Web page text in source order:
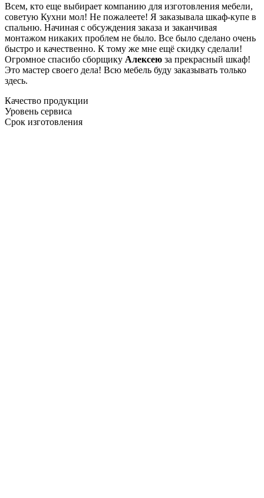
Всем, кто еще выбирает компанию для изготовления мебели,
советую Кухни мол! Не пожалеете! Я заказывала шкаф-купе в
спальню. Начиная с обсуждения заказа и заканчивая
монтажом никаких проблем не было. Все было сделано очень
быстро и качественно. К тому же мне ещё скидку сделали!
Огромное спасибо сборщику Алексею за прекрасный шкаф!
Это мастер своего дела! Всю мебель буду заказывать только
здесь.
Качество продукции
Уровень сервиса
Срок изготовления